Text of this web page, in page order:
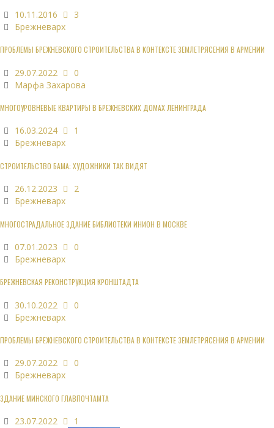
10.11.2016
3
Брежневарх
ПРОБЛЕМЫ БРЕЖНЕВСКОГО СТРОИТЕЛЬСТВА В КОНТЕКСТЕ ЗЕМЛЕТРЯСЕНИЯ В АРМЕНИИ
29.07.2022
0
Марфа Захарова
МНОГОУРОВНЕВЫЕ КВАРТИРЫ В БРЕЖНЕВСКИХ ДОМАХ ЛЕНИНГРАДА
16.03.2024
1
Брежневарх
СТРОИТЕЛЬСТВО БАМА: ХУДОЖНИКИ ТАК ВИДЯТ
26.12.2023
2
Брежневарх
МНОГОСТРАДАЛЬНОЕ ЗДАНИЕ БИБЛИОТЕКИ ИНИОН В МОСКВЕ
07.01.2023
0
Брежневарх
БРЕЖНЕВСКАЯ РЕКОНСТРУКЦИЯ КРОНШТАДТА
30.10.2022
0
Брежневарх
ПРОБЛЕМЫ БРЕЖНЕВСКОГО СТРОИТЕЛЬСТВА В КОНТЕКСТЕ ЗЕМЛЕТРЯСЕНИЯ В АРМЕНИИ
29.07.2022
0
Брежневарх
ЗДАНИЕ МИНСКОГО ГЛАВПОЧТАМТА
23.07.2022 1